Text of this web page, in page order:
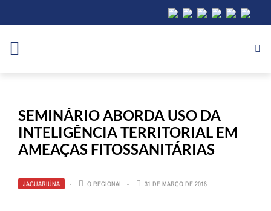
SEMINÁRIO ABORDA USO DA
INTELIGÊNCIA TERRITORIAL EM
AMEAÇAS FITOSSANITÁRIAS
JAGUARIÚNA O REGIONAL 31 DE MARÇO DE 2016